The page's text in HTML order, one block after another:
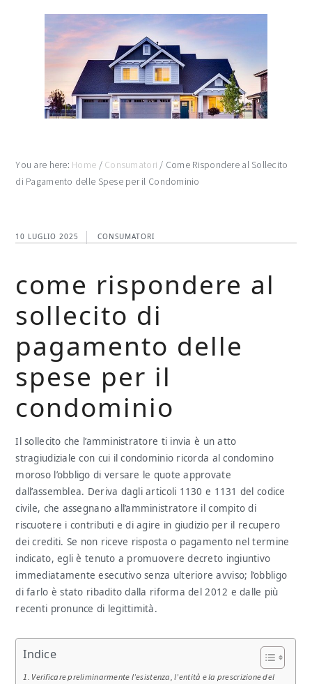
You are here: Home / Consumatori / Come Rispondere al Sollecito
di Pagamento delle Spese per il Condominio
10 LUGLIO 2025 CONSUMATORI
come rispondere al
sollecito di
pagamento delle
spese per il
condominio
Il sollecito che l’amministratore ti invia è un atto
stragiudiziale con cui il condominio ricorda al condomino
moroso l’obbligo di versare le quote approvate
dall’assemblea. Deriva dagli articoli 1130 e 1131 del codice
civile, che assegnano all’amministratore il compito di
riscuotere i contributi e di agire in giudizio per il recupero
dei crediti. Se non riceve risposta o pagamento nel termine
indicato, egli è tenuto a promuovere decreto ingiuntivo
immediatamente esecutivo senza ulteriore avviso; l’obbligo
di farlo è stato ribadito dalla riforma del 2012 e dalle più
recenti pronunce di legittimità.
Indice
Verificare preliminarmente l’esistenza, l’entità e la prescrizione del